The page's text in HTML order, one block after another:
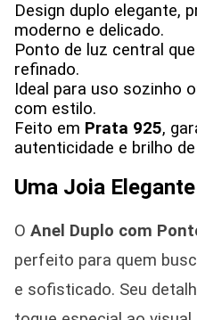
Design duplo elegante,
moderno e delicado.
Ponto de luz central
refinado.
Ideal para uso sozinho
com estilo.
Feito em Prata 925,
autenticidade e brilho
Uma Joia
O Anel Duplo com
perfeito para quem
e sofisticado. Seu